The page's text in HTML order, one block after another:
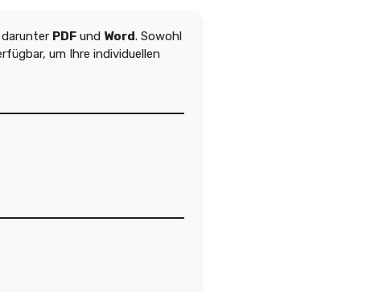
PDF und Word. Sowohl
um Ihre individuellen